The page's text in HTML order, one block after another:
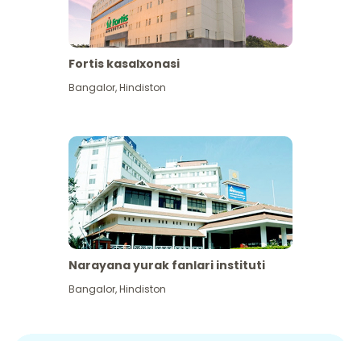
Fortis kasalxonasi
Bangalor,Hindiston
Narayana yurak fanlari instituti
Bangalor,Hindiston